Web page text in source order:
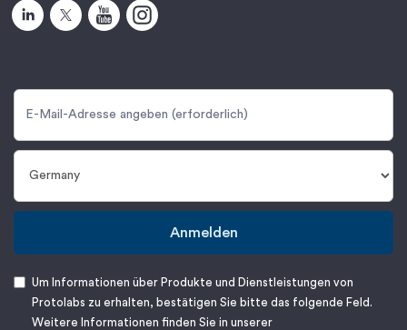
Anmelden
Um Informationen über Produkte und Dienstleistungen von
Protolabs zu erhalten, bestätigen Sie bitte das folgende Feld.
Weitere Informationen finden Sie in unserer